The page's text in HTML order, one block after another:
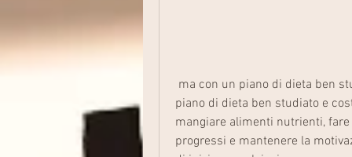
piano di dieta ben studiato e
mangiare alimenti nutrienti,
progressi e mantenere la